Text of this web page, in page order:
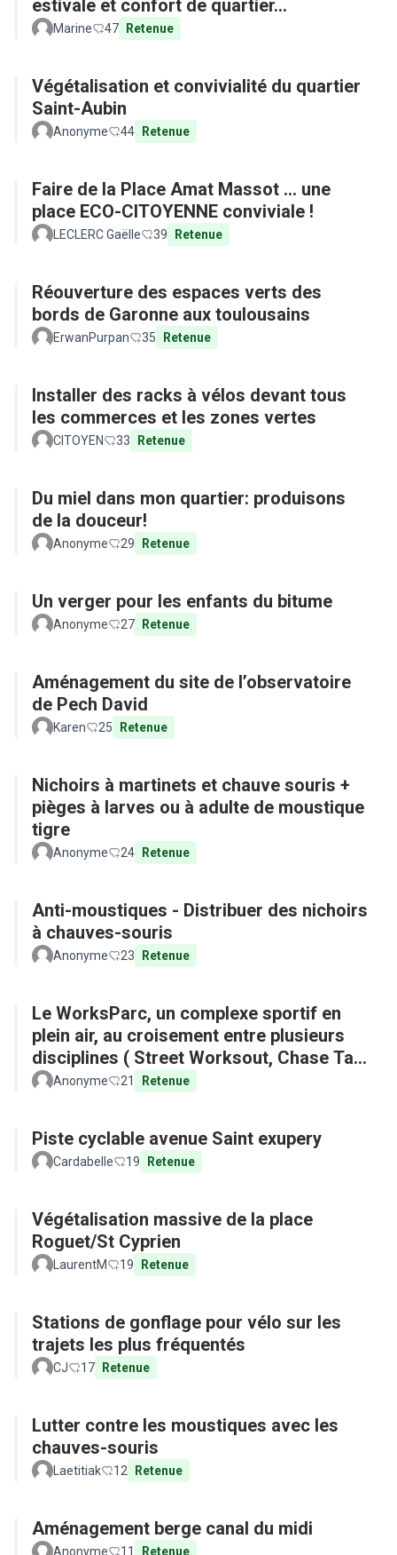
estivale et confort de quartier...
Marine 47 Retenue
Végétalisation et convivialité du quartier
Saint-Aubin
Anonyme 44 Retenue
Faire de la Place Amat Massot ... une
place ECO-CITOYENNE conviviale !
LECLERC Gaëlle 39 Retenue
Réouverture des espaces verts des
bords de Garonne aux toulousains
ErwanPurpan 35 Retenue
Installer des racks à vélos devant tous
les commerces et les zones vertes
CITOYEN 33 Retenue
Du miel dans mon quartier: produisons
de la douceur!
Anonyme 29 Retenue
Un verger pour les enfants du bitume
Anonyme 27 Retenue
Aménagement du site de l’observatoire
de Pech David
Karen 25 Retenue
Nichoirs à martinets et chauve souris +
pièges à larves ou à adulte de moustique
tigre
Anonyme 24 Retenue
Anti-moustiques - Distribuer des nichoirs
à chauves-souris
Anonyme 23 Retenue
Le WorksParc, un complexe sportif en
plein air, au croisement entre plusieurs
disciplines ( Street Worksout, Chase Tag,
Parkour)
Anonyme 21 Retenue
Piste cyclable avenue Saint exupery
Cardabelle 19 Retenue
Végétalisation massive de la place
Roguet/St Cyprien
LaurentM 19 Retenue
Stations de gonflage pour vélo sur les
trajets les plus fréquentés
CJ 17 Retenue
Lutter contre les moustiques avec les
chauves-souris
Laetitiak 12 Retenue
Aménagement berge canal du midi
Anonyme 11 Retenue